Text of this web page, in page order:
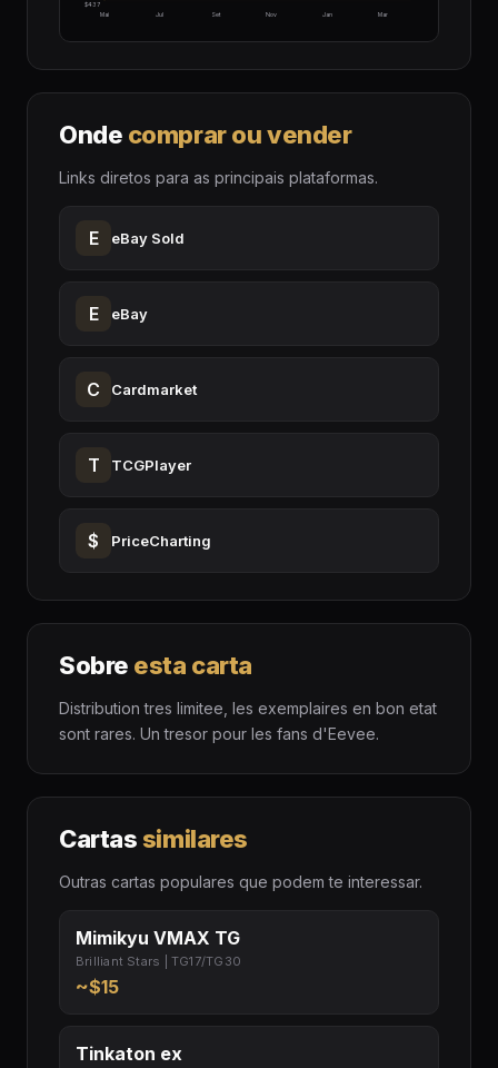
$437
Mai Jul Set Nov Jan Mar
Onde comprar ou vender
Links diretos para as principais plataformas.
E eBay Sold
E eBay
C Cardmarket
T TCGPlayer
$ PriceCharting
Sobre esta carta
Distribution tres limitee, les exemplaires en bon etat
sont rares. Un tresor pour les fans d'Eevee.
Cartassimilares
Outras cartas populares que podem te interessar.
Mimikyu VMAX TG
Brilliant Stars | TG17/TG30
~$15
Tinkaton ex